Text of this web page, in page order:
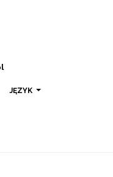
JĘZYK